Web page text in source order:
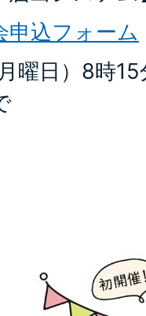
申込フォーム
曜日）8時